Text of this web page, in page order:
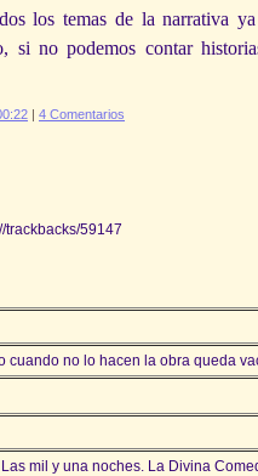
los temas de la narrativa
no podemos contar
| 4 Comentarios
trackbacks/59147
cuando no lo hacen la obra queda
mil y una noches. La Divina